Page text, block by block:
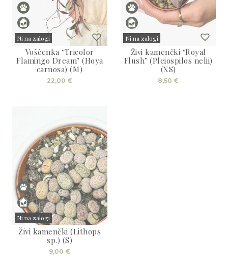
Ni na zalogi
Sold
Voščenka ‘Tricolor
Flamingo Dream’ (Hoya
carnosa) (M)
22,00 €
Ni na zalogi
Sold
Živi kamenčki ‘Royal
Flush’ (Pleiospilos nelii)
(XS)
8,50 €
Ni na zalogi
Sold
Živi kamenčki (Lithops
sp.) (S)
9,00 €